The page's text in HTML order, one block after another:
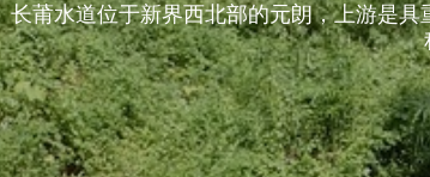
长莆水道位于新界西北部的元朗，上游是